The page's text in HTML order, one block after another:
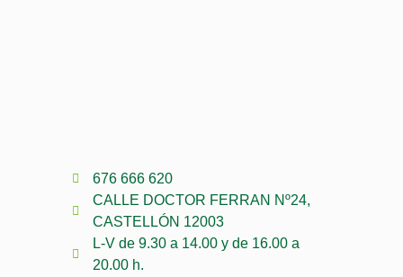
676 666 620
CALLE DOCTOR FERRAN Nº24,
CASTELLÓN 12003
L-V de 9.30 a 14.00 y de 16.00 a
20.00 h.